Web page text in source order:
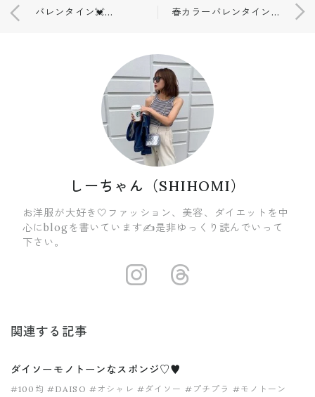
バレンタイン💓💓💓 春カラーバレンタインネイル💓
しーちゃん（SHIHOMI）
お洋服が大好き🤍ファッション、美容、ダイエットを中
心にblogを書いています✍️是非ゆっくり読んでいって
下さい。
https://
関連する記事
ダイソーモノトーンなスポンジ♡♥︎
#100均 #DAISO #オシャレ #ダイソー #プチプラ #モノトーン